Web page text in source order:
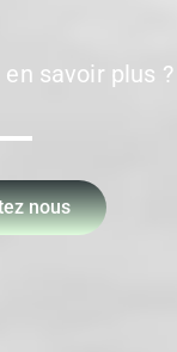
savoir plus ?
nous